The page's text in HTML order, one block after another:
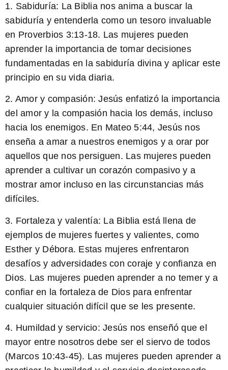
1. Sabiduría: La Biblia nos anima a buscar la
sabiduría y entenderla como un tesoro invaluable
en Proverbios 3:13-18. Las mujeres pueden
aprender la importancia de tomar decisiones
fundamentadas en la sabiduría divina y aplicar este
principio en su vida diaria.
2. Amor y compasión: Jesús enfatizó la importancia
del amor y la compasión hacia los demás, incluso
hacia los enemigos. En Mateo 5:44, Jesús nos
enseña a amar a nuestros enemigos y a orar por
aquellos que nos persiguen. Las mujeres pueden
aprender a cultivar un corazón compasivo y a
mostrar amor incluso en las circunstancias más
difíciles.
3. Fortaleza y valentía: La Biblia está llena de
ejemplos de mujeres fuertes y valientes, como
Esther y Débora. Estas mujeres enfrentaron
desafíos y adversidades con coraje y confianza en
Dios. Las mujeres pueden aprender a no temer y a
confiar en la fortaleza de Dios para enfrentar
cualquier situación difícil que se les presente.
4. Humildad y servicio: Jesús nos enseñó que el
mayor entre nosotros debe ser el siervo de todos
(Marcos 10:43-45). Las mujeres pueden aprender a